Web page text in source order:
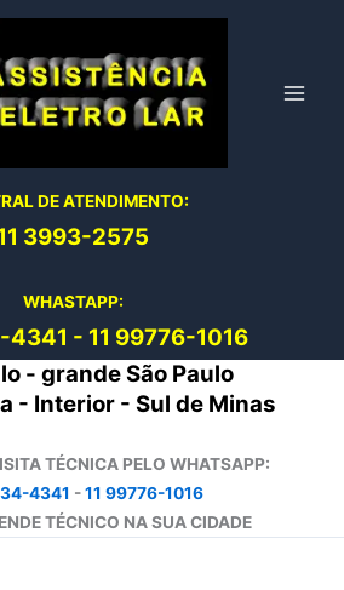
DE ATENDIMENTO:
3993-2575
WHASTAPP:
4341 - 11 99776-1016
- grande São Paulo
- Interior - Sul de Minas
TÉCNICA PELO WHATSAPP:
4341 -11 99776-1016
TÉCNICO NA SUA CIDADE